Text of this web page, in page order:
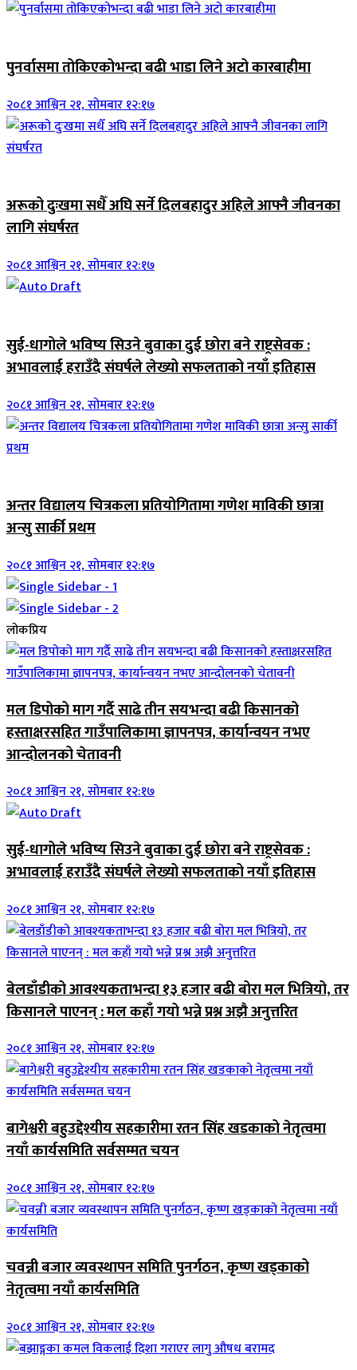
पुनर्वासमा तोकिएकोभन्दा बढी भाडा लिने अटो कारबाहीमा
२०८१ आश्विन २१, सोमबार १२:१७
अरूको दुःखमा सधैँ अघि सर्ने दिलबहादुर अहिले आफ्नै जीवनका
लागि संघर्षरत
२०८१ आश्विन २१, सोमबार १२:१७
सुई-धागोले भविष्य सिउने बुवाका दुई छोरा बने राष्ट्रसेवक :
अभावलाई हराउँदै संघर्षले लेख्यो सफलताको नयाँ इतिहास
२०८१ आश्विन २१, सोमबार १२:१७
अन्तर विद्यालय चित्रकला प्रतियोगितामा गणेश माविकी छात्रा
अन्सु सार्की प्रथम
२०८१ आश्विन २१, सोमबार १२:१७
लोकप्रिय
मल डिपोको माग गर्दै साढे तीन सयभन्दा बढी किसानको
हस्ताक्षरसहित गाउँपालिकामा ज्ञापनपत्र, कार्यान्वयन नभए
आन्दोलनको चेतावनी
२०८१ आश्विन २१, सोमबार १२:१७
सुई-धागोले भविष्य सिउने बुवाका दुई छोरा बने राष्ट्रसेवक :
अभावलाई हराउँदै संघर्षले लेख्यो सफलताको नयाँ इतिहास
२०८१ आश्विन २१, सोमबार १२:१७
बेलडाँडीको आवश्यकताभन्दा १३ हजार बढी बोरा मल भित्रियो, तर
किसानले पाएनन् : मल कहाँ गयो भन्ने प्रश्न अझै अनुत्तरित
२०८१ आश्विन २१, सोमबार १२:१७
बागेश्वरी बहुउद्देश्यीय सहकारीमा रतन सिंह खडकाको नेतृत्वमा
नयाँ कार्यसमिति सर्वसम्मत चयन
२०८१ आश्विन २१, सोमबार १२:१७
चवन्नी बजार व्यवस्थापन समिति पुनर्गठन, कृष्ण खड्काको
नेतृत्वमा नयाँ कार्यसमिति
२०८१ आश्विन २१, सोमबार १२:१७